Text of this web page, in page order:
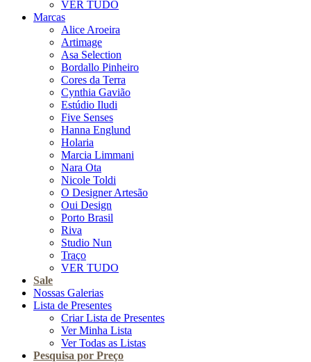
VER TUDO
Marcas
Alice Aroeira
Artimage
Asa Selection
Bordallo Pinheiro
Cores da Terra
Cynthia Gavião
Estúdio Iludi
Five Senses
Hanna Englund
Holaria
Marcia Limmani
Nara Ota
Nicole Toldi
O Designer Artesão
Oui Design
Porto Brasil
Riva
Studio Nun
Traço
VER TUDO
Sale
Nossas Galerias
Lista de Presentes
Criar Lista de Presentes
Ver Minha Lista
Ver Todas as Listas
Pesquisa por Preço